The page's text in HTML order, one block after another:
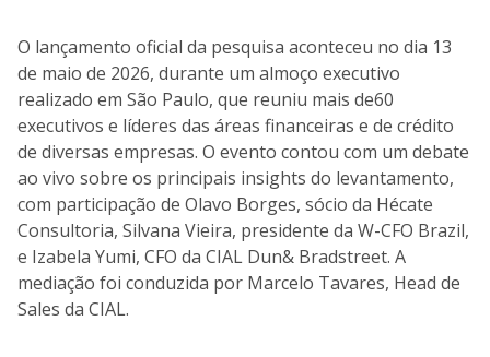
O lançamento oficial da pesquisa aconteceu no dia 13
de maio de 2026, durante um almoço executivo
realizado em São Paulo, que reuniu mais de60
executivos e líderes das áreas financeiras e de crédito
de diversas empresas. O evento contou com um debate
ao vivo sobre os principais insights do levantamento,
com participação de Olavo Borges, sócio da Hécate
Consultoria, Silvana Vieira, presidente da W-CFO Brazil,
e Izabela Yumi, CFO da CIAL Dun& Bradstreet. A
mediação foi conduzida por Marcelo Tavares, Head de
Sales da CIAL.